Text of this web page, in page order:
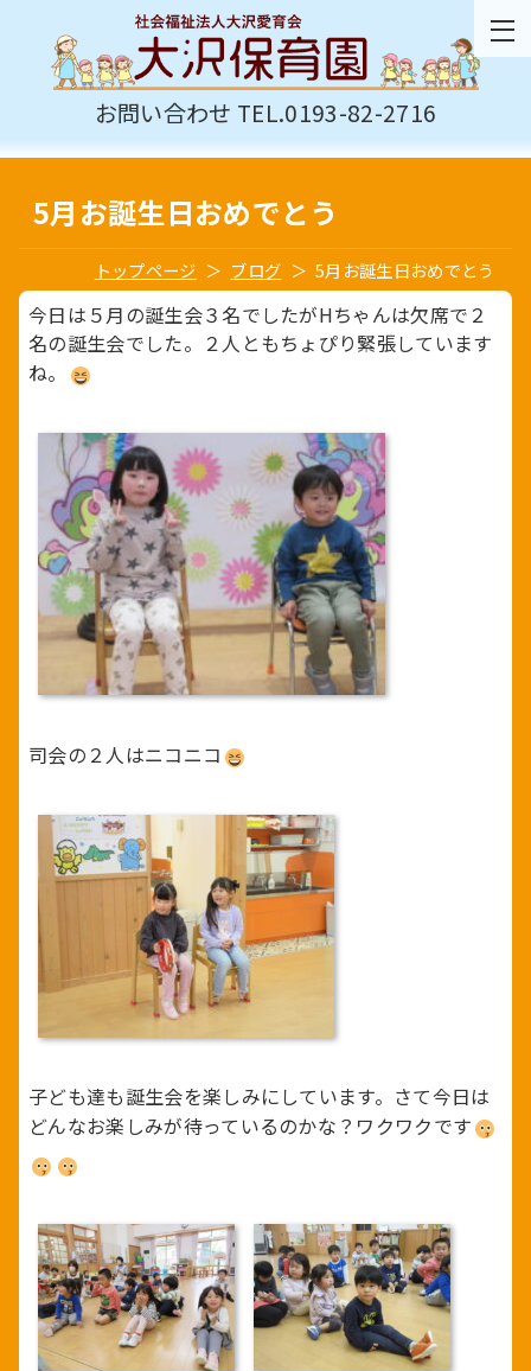
お問い合わせ TEL.0193-82-2716
5月お誕生日おめでとう
トップページ ブログ 5月お誕生日おめでとう
今日は５月の誕生会３名でしたがHちゃんは欠席で２
名の誕生会でした。２人ともちょぴり緊張しています
ね。
司会の２人はニコニコ
子ども達も誕生会を楽しみにしています。さて今日は
どんなお楽しみが待っているのかな？ワクワクです